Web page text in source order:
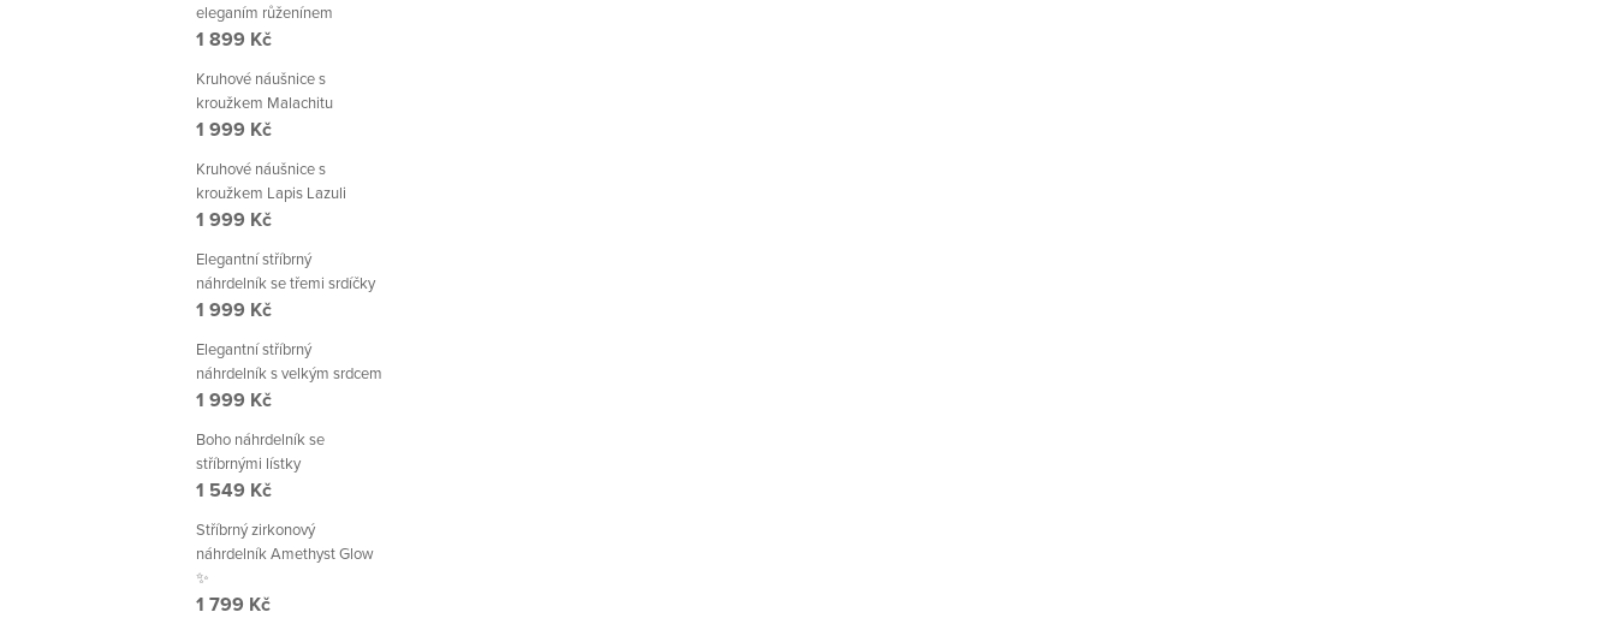
eleganím růženínem
1 899 Kč
Kruhové náušnice s
kroužkem Malachitu
1 999 Kč
Kruhové náušnice s
kroužkem Lapis Lazuli
1 999 Kč
Elegantní stříbrný
náhrdelník se třemi srdíčky
1 999 Kč
Elegantní stříbrný
náhrdelník s velkým srdcem
1 999 Kč
Boho náhrdelník se
stříbrnými lístky
1 549 Kč
Stříbrný zirkonový
náhrdelník Amethyst Glow
✨
1 799 Kč